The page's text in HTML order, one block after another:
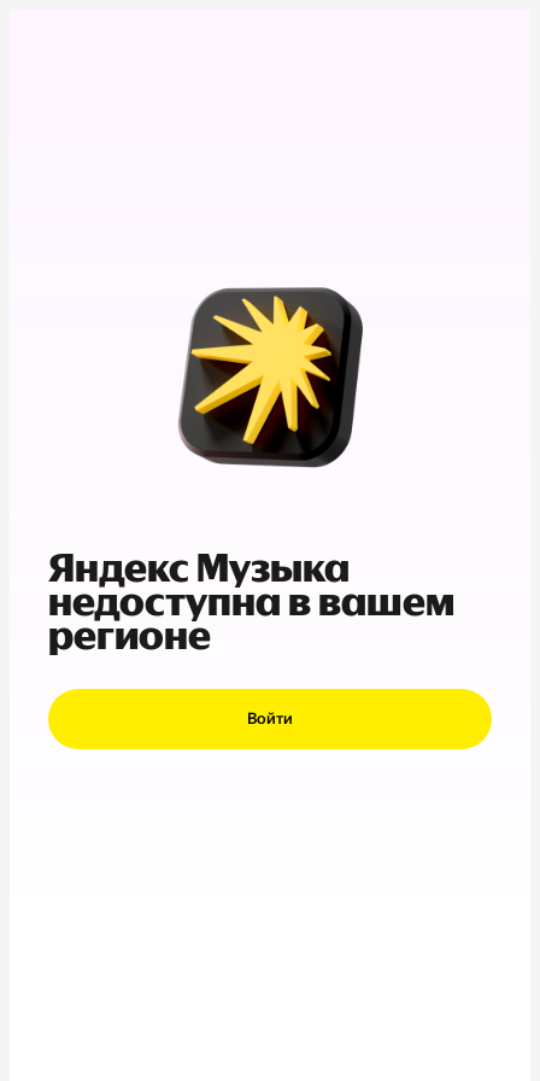
Яндекс Музыка
недоступна в вашем
регионе
Войти